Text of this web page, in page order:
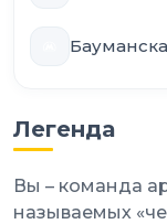
Легенда
Вы – команда
называемых